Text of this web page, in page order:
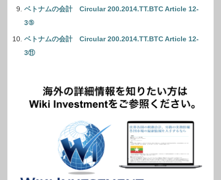
ベトナムの会計 Circular 200.2014.TT.BTC Article 12-
3⑤
ベトナムの会計 Circular 200.2014.TT.BTC Article 12-
3⑪